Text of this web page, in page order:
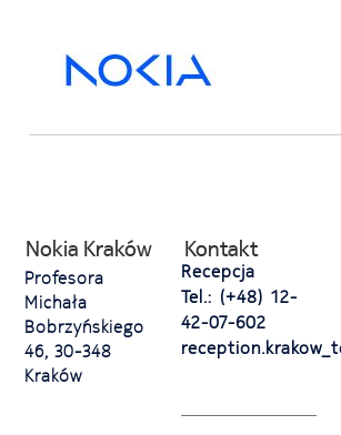
Nokia Kraków
Profesora
Michała
Bobrzyńskiego
46, 30-348
Kraków
Kontakt
Recepcja
Tel.: (+48) 12-
42-07-602